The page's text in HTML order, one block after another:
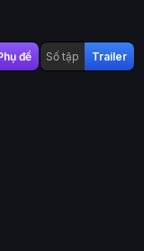
đề Số tập Trailer